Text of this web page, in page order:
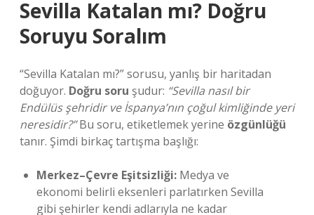
Sevilla Katalan mı? Doğru
Soruyu Soralım
“Sevilla Katalan mı?” sorusu, yanlış bir haritadan
doğuyor. Doğru soru şudur: “Sevilla nasıl bir
Endülüs şehridir ve İspanya’nın çoğul kimliğinde yeri
neresidir?”Bu soru, etiketlemek yerine özgünlüğü
tanır. Şimdi birkaç tartışma başlığı:
Merkez–Çevre Eşitsizliği: Medya ve
ekonomi belirli eksenleri parlatırken Sevilla
gibi şehirler kendi adlarıyla ne kadar